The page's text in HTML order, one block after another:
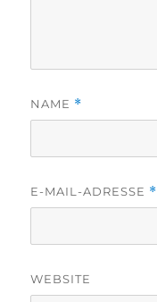
NAME *
E-MAIL-ADRESSE *
WEBSITE